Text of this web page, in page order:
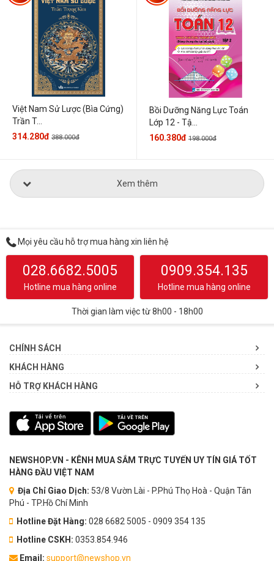
Việt Nam Sử Lược (Bìa Cứng)
Trần T...
314.280đ 388.000đ
Bồi Dưỡng Năng Lực Toán
Lớp 12 - Tậ...
160.380đ 198.000đ
Xem thêm
Mọi yêu cầu hỗ trợ mua hàng xin liên hệ
028.6682.5005
Hotline mua hàng online
0909.354.135
Hotline mua hàng online
Thời gian làm việc từ 8h00 - 18h00
CHÍNH SÁCH
KHÁCH HÀNG
HỖ TRỢ KHÁCH HÀNG
NEWSHOP.VN - KÊNH MUA SẮM TRỰC TUYẾN UY TÍN GIÁ TỐT
HÀNG ĐẦU VIỆT NAM
Địa Chỉ Giao Dịch: 53/8 Vườn Lài - P.Phú Thọ Hoà - Quận Tân
Phú - TP.Hồ Chí Minh
Hotline Đặt Hàng: 028 6682 5005 - 0909 354 135
Hotline CSKH: 0353.854.946
Email: support@newshop.vn